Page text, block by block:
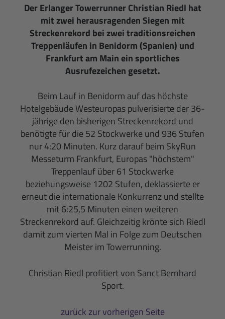
Der Erlanger Towerrunner Christian Riedl hat
mit zwei herausragenden Siegen mit
Streckenrekord bei zwei traditionsreichen
Treppenläufen in Benidorm (Spanien) und
Frankfurt am Main ein sportliches
Ausrufezeichen gesetzt.
Beim Lauf in Benidorm auf das höchste
Hotelgebäude Westeuropas pulverisierte der 36-
jährige den bisherigen Streckenrekord und
benötigte für die 52 Stockwerke und 936 Stufen
nur 4:20 Minuten. Kurz darauf beim SkyRun
Messeturm Frankfurt, Europas "höchstem"
Treppenlauf über 61 Stockwerke
beziehungsweise 1202 Stufen, deklassierte er
erneut die internationale Konkurrenz und stellte
mit 6:25,5 Minuten einen weiteren
Streckenrekord auf. Gleichzeitig krönte sich Riedl
damit zum vierten Mal in Folge zum Deutschen
Meister im Towerrunning.
Christian Riedl profitiert von Sanct Bernhard
Sport.
zurück zur vorherigen Seite